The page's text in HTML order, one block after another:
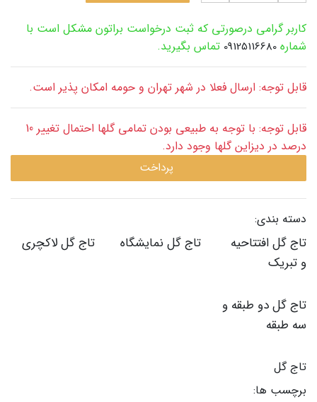
کاربر گرامی درصورتی که ثبت درخواست براتون مشکل است با
شماره 09125116680 تماس بگیرید.
قابل توجه: ارسال فعلا در شهر تهران و حومه امکان پذیر است.
قابل توجه: با توجه به طبیعی بودن تمامی گلها احتمال تغییر 10
درصد در دیزاین گلها وجود دارد.
پرداخت
دسته بندی:
تاج گل افتتاحیه
و تبریک
تاج گل نمایشگاه تاج گل لاکچری
تاج گل دو طبقه و
سه طبقه
تاج گل
برچسب ها: